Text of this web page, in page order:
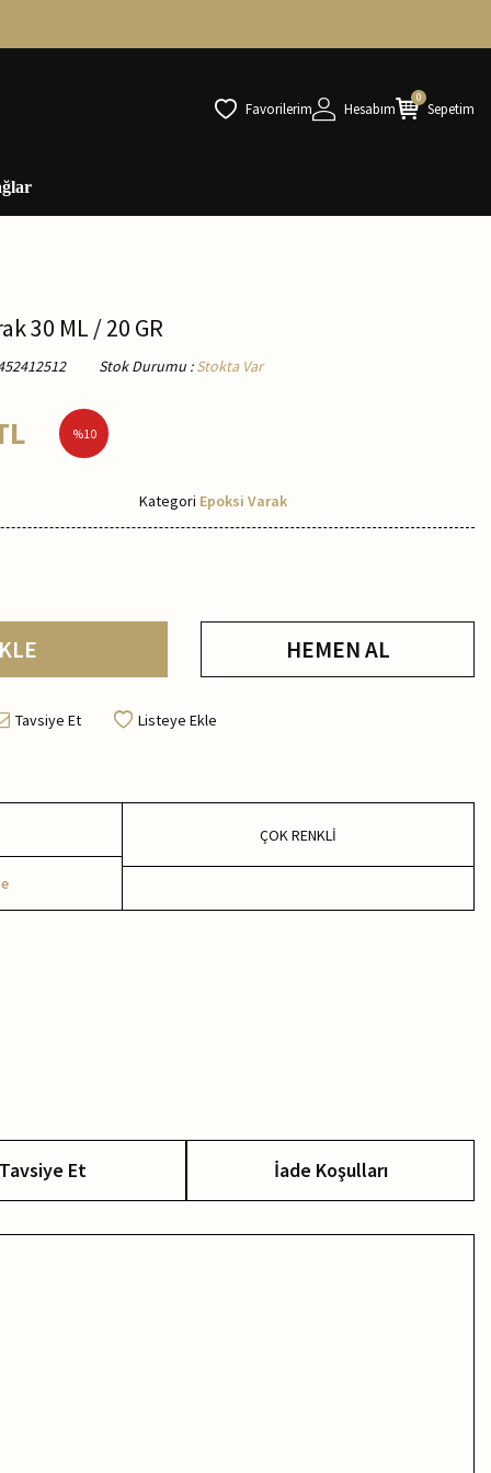
Favorilerim Hesabım
0
Sepetim
30 ML / 20 GR
Stok Durumu : Stokta Var
%10
Kategori Epoksi Varak
HEMEN AL
Tavsiye Et Listeye Ekle
ÇOK RENKLİ
Et İade Koşulları